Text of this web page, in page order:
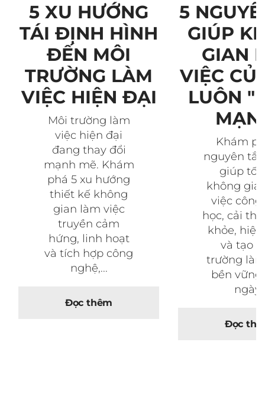
5 XU HƯỚNG
TÁI ĐỊNH HÌNH
ĐẾN MÔI
TRƯỜNG LÀM
VIỆC HIỆN ĐẠI
Môi trường làm
việc hiện đại
đang thay đổi
mạnh mẽ. Khám
phá 5 xu hướng
thiết kế không
gian làm việc
truyền cảm
hứng, linh hoạt
và tích hợp công
nghệ,...
Đọc thêm
5
GIÚP
GIAN
VIỆC
LUÔN
Khám
nguyên
giúp tối
không
việc
học, cải
khỏe,
và tạo
trường
bền
ngày.
Đọc